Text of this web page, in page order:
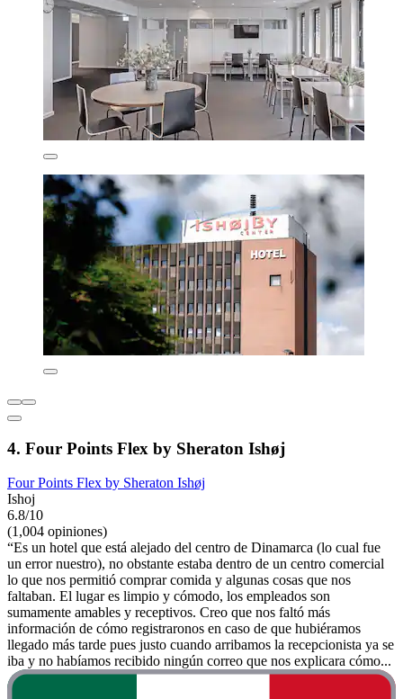
4. Four Points Flex by Sheraton Ishøj
Four Points Flex by Sheraton Ishøj
Ishoj
6.8/10
(1,004 opiniones)
“Es un hotel que está alejado del centro de Dinamarca (lo cual fue
un error nuestro), no obstante estaba dentro de un centro comercial
lo que nos permitió comprar comida y algunas cosas que nos
faltaban. El lugar es limpio y cómodo, los empleados son
sumamente amables y receptivos. Creo que nos faltó más
información de cómo registraronos en caso de que hubiéramos
llegado más tarde pues justo cuando arribamos la recepcionista ya se
iba y no habíamos recibido ningún correo que nos explicara cómo...